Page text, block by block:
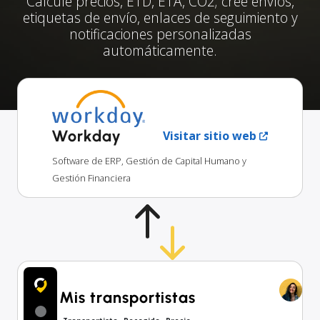
etiquetas de envío, enlaces de seguimiento y
notificaciones personalizadas
automáticamente.
Workday Visitar sitio web
Software de ERP, Gestión de Capital Humano y
Gestión Financiera
Mis transportistas